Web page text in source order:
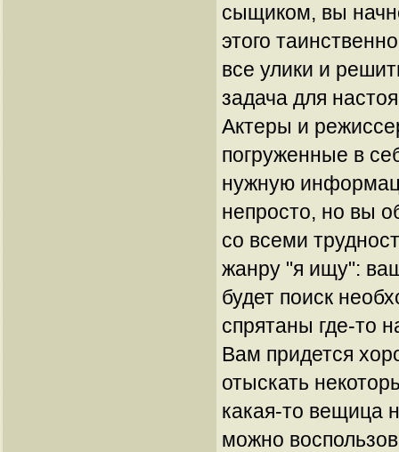
сыщиком, вы
этого
все улики и
задача для
Актеры и
погруженные в
нужную
непросто, но вы
со всеми
жанру "я ищу":
будет поиск
спрятаны где-то
Вам придется
отыскать
какая-то вещица
можно